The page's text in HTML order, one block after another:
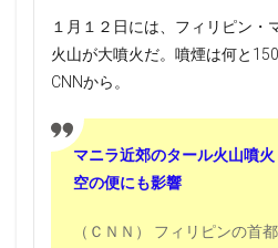
１月１２日には、フィリピン・
火山が大噴火だ。噴煙は何と
CNNから。
マニラ近郊のタール火山噴
空の便にも影響
（ＣＮＮ）
フィリピンの首